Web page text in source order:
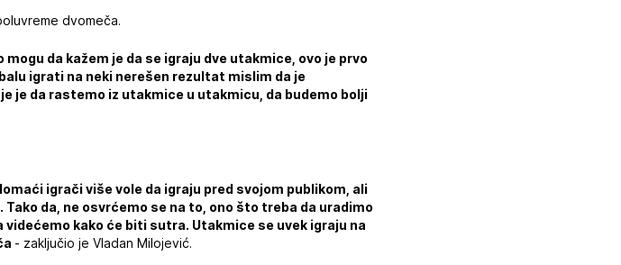
dvomeča.
da kažem je da se igraju dve utakmice, ovo je prvo
igrati na neki nerešen rezultat mislim da je
je da rastemo iz utakmice u utakmicu, da budemo bolji
igrači više vole da igraju pred svojom publikom, ali
da, ne osvrćemo se na to, ono što treba da uradimo
kako će biti sutra. Utakmice se uvek igraju na
- zaključio je Vladan Milojević.